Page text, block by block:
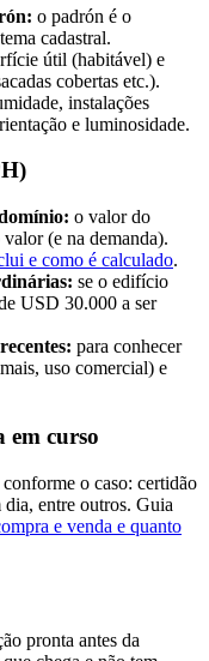
o padrón é o
cadastral.
útil (habitável) e
cobertas etc.).
instalações
e luminosidade.
o valor do
(e na demanda).
e como é calculado.
se o edifício
USD 30.000 a ser
para conhecer
uso comercial) e
em curso
o caso: certidão
entre outros. Guia
e venda e quanto
pronta antes da